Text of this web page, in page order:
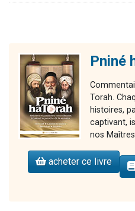
Pniné
Torah.
histoires,
captivant,
nos
acheter ce livre